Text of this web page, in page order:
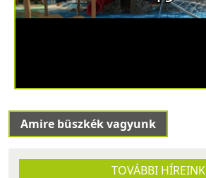
Amire büszkék vagyunk
TOVÁBBI HÍREINK